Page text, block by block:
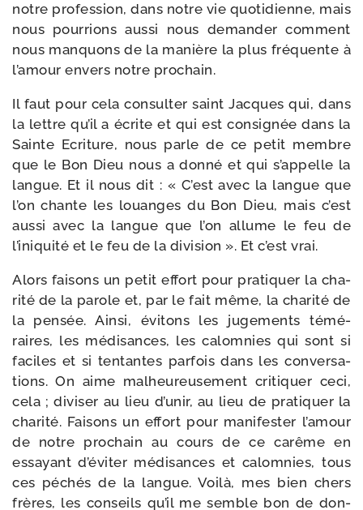
notre pro­fes­sion, dans notre vie quo­ti­dienne, mais
nous pour­rions aus­si nous deman­der com­ment
nous man­quons de la manière la plus fré­quente à
l’amour envers notre prochain.
Il faut pour cela consul­ter saint Jacques qui, dans
la lettre qu’il a écrite et qui est consi­gnée dans la
Sainte Ecriture, nous parle de ce petit membre
que le Bon Dieu nous a don­né et qui s’appelle la
langue. Et il nous dit : « C’est avec la langue que
l’on chante les louanges du Bon Dieu, mais c’est
aus­si avec la langue que l’on allume le feu de
l’iniquité et le feu de la divi­sion ». Et c’est vrai.
Alors fai­sons un petit effort pour pra­ti­quer la cha­
ri­té de la parole et, par le fait même, la cha­ri­té de
la pen­sée. Ainsi, évi­tons les juge­ments témé­
raires, les médi­sances, les calom­nies qui sont si
faciles et si ten­tantes par­fois dans les conver­sa­
tions. On aime mal­heu­reu­se­ment cri­ti­quer ceci,
cela ; divi­ser au lieu d’unir, au lieu de pra­ti­quer la
cha­ri­té. Faisons un effort pour mani­fes­ter l’amour
de notre pro­chain au cours de ce carême en
essayant d’éviter médi­sances et calom­nies, tous
ces péchés de la langue. Voilà, mes bien chers
frères, les conseils qu’il me semble bon de don­